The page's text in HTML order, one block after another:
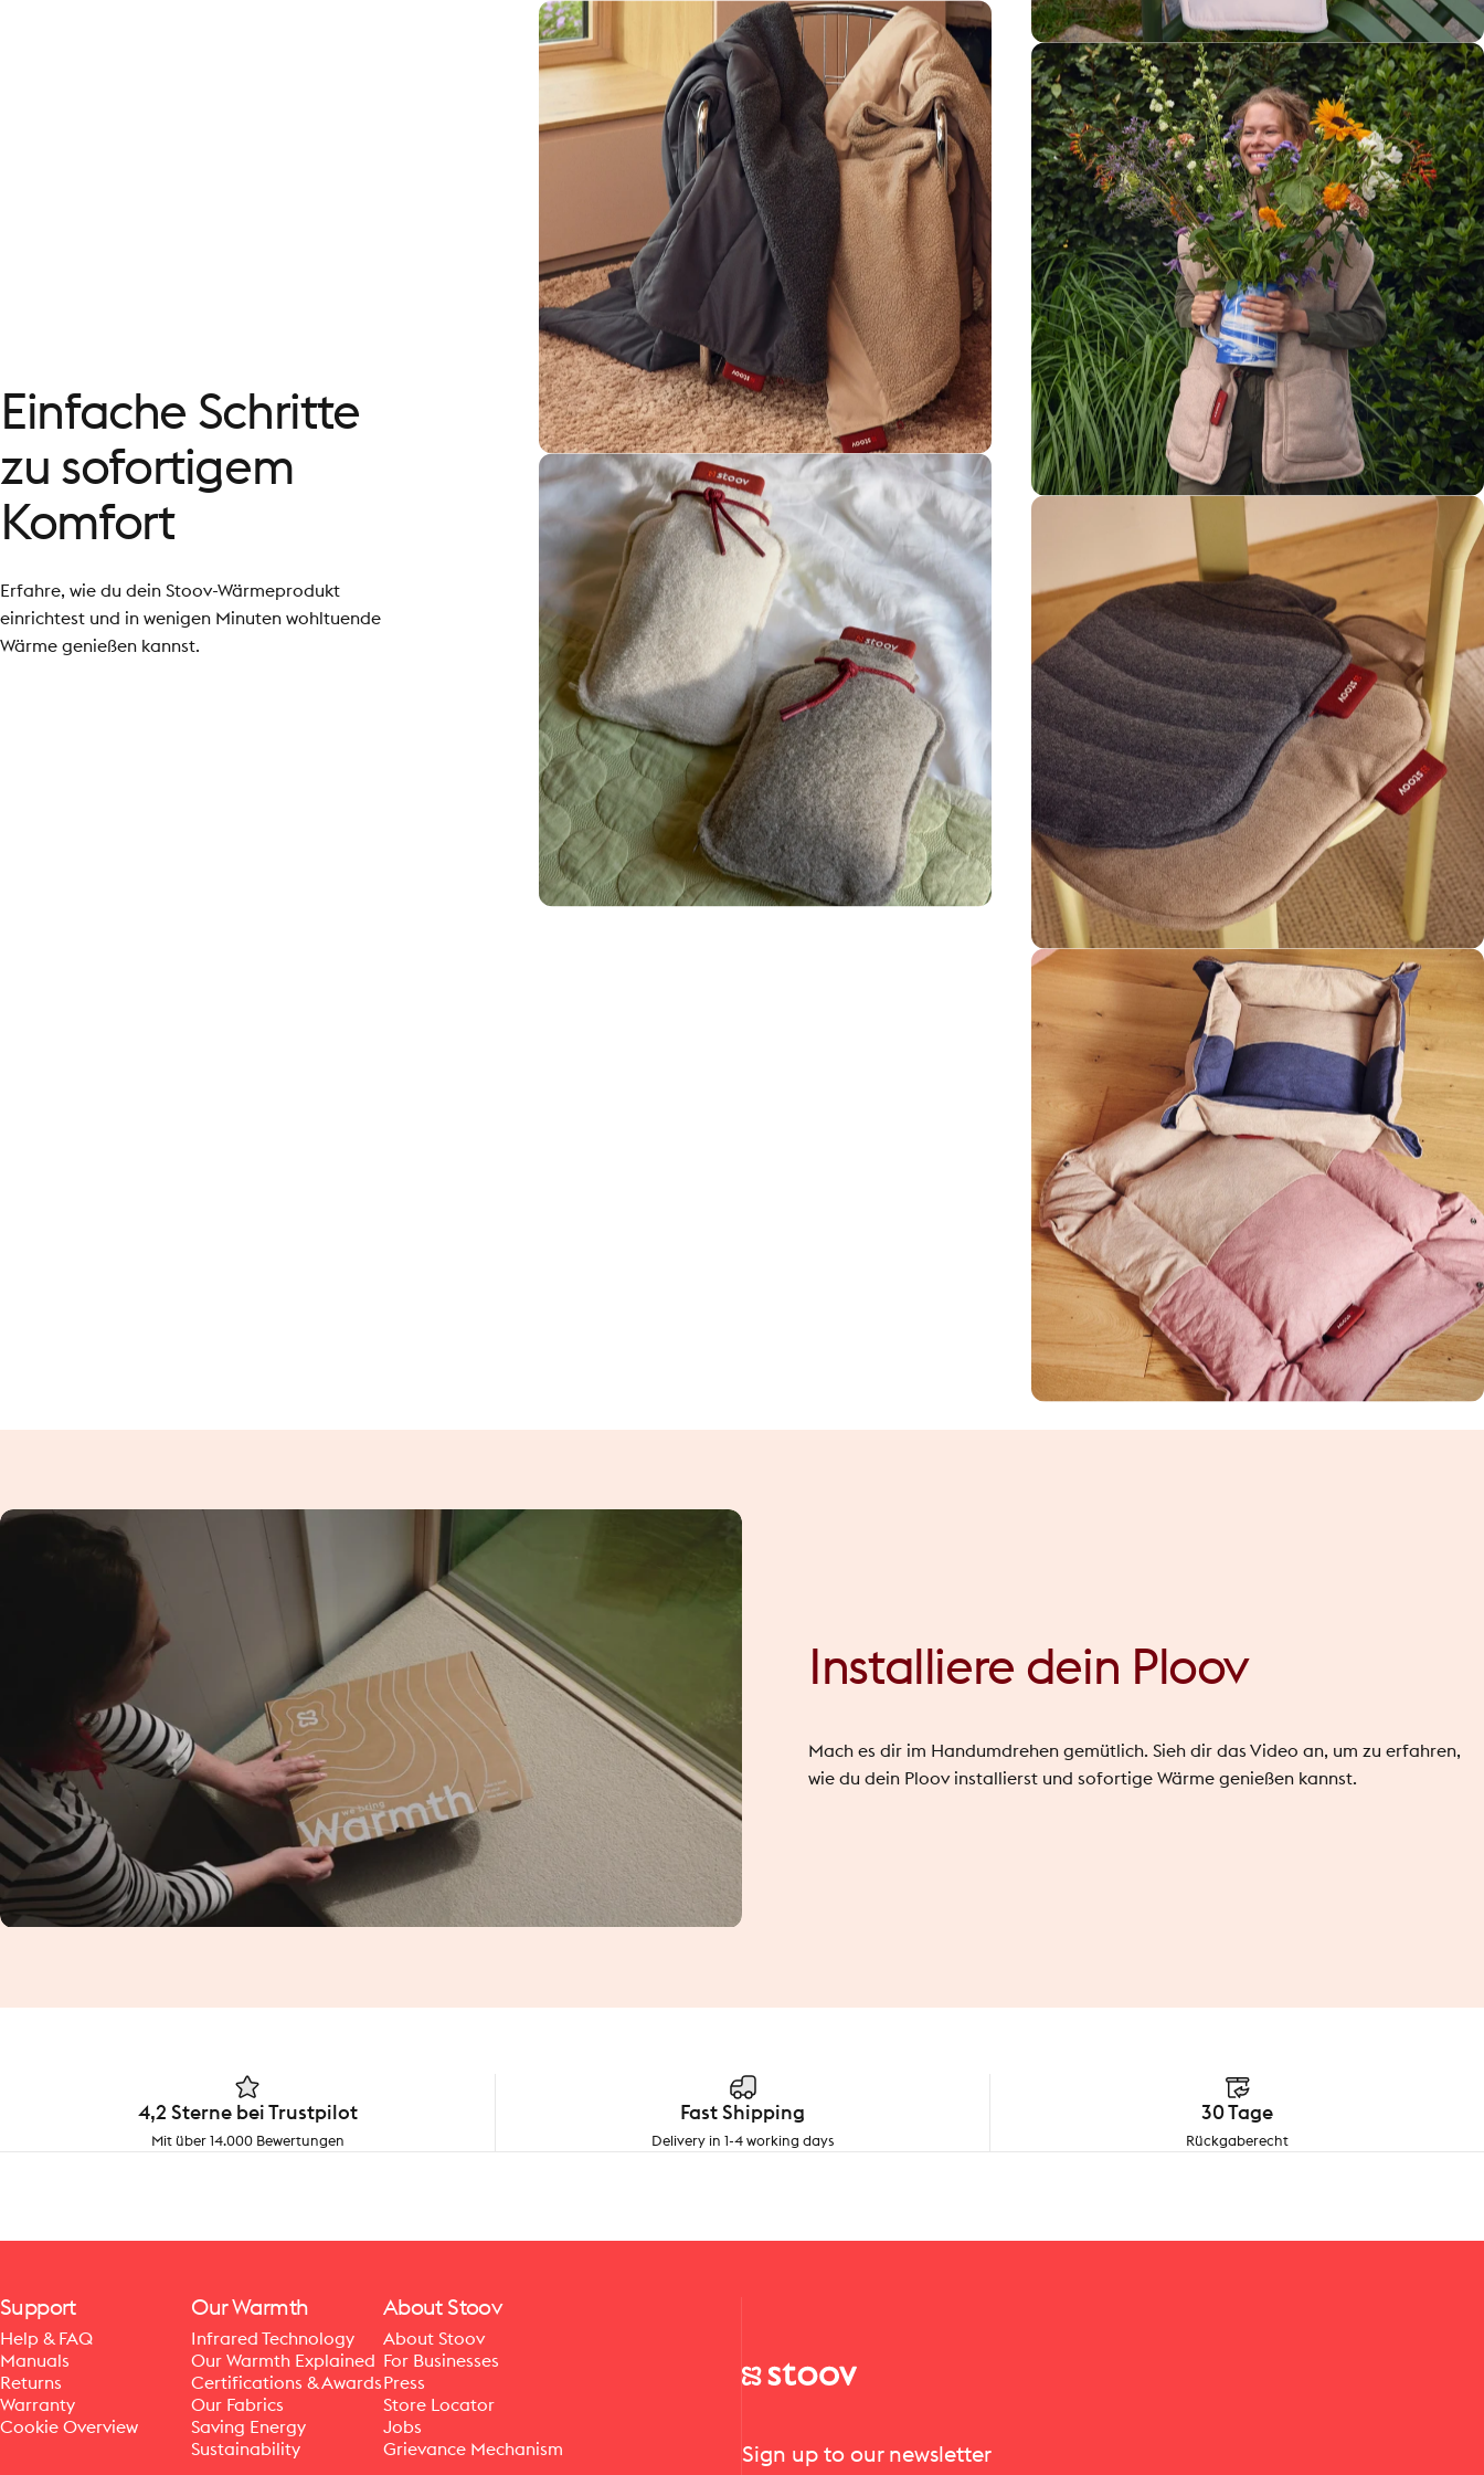
Einfache Schritte
zu sofortigem
Komfort
Erfahre, wie du dein Stoov-Wärmeprodukt
einrichtest und in wenigen Minuten wohltuende
Wärme genießen kannst.
Big Hug &
Big Hug XL
Huge
Hug
Kokoon
Kokoon
XL
Huddle
Nook &
Nook XL
Installiere dein Ploov
Mach es dir im Handumdrehen gemütlich. Sieh dir das Video an, um zu erfahren,
wie du dein Ploov installierst und sofortige Wärme genießen kannst.
4,2 Sterne bei Trustpilot
Mit über 14.000 Bewertungen
Fast Shipping
Delivery in 1-4 working days
30 Tage
Rückgaberecht
Support
Help & FAQ
Manuals
Returns
Warranty
Cookie Overview
Our Warmth
Infrared Technology
Our Warmth Explained
Certifications & Awards
Our Fabrics
Saving Energy
Sustainability
About Stoov
About Stoov
For Businesses
Press
Store Locator
Jobs
Grievance Mechanism
Stoov® | Cordless Heated Cushions & Blankets
Sign up to our newsletter